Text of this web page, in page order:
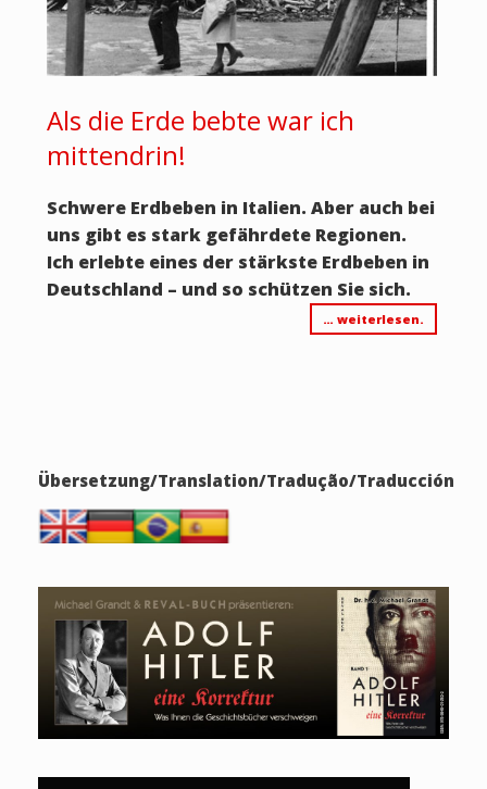
Als die Erde bebte war ich
mittendrin!
Schwere Erdbeben in Italien. Aber auch bei
uns gibt es stark gefährdete Regionen.
Ich erlebte eines der stärkste Erdbeben in
Deutschland – und so schützen Sie sich.
… weiterlesen.
Übersetzung/Translation/Tradução/Traducción